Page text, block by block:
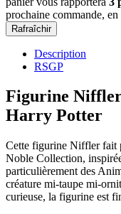
prochaine commande,
Description
RSGP
Figurine
Harry Potter
Cette figurine Niffler fait
Noble Collection,
particulièrement des
créature mi-taupe mi-
curieuse, la figurine est